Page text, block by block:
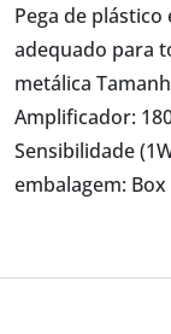
Pega de
adequado para
metálica
Amplificador:
Sensibilidade
embalagem: Box